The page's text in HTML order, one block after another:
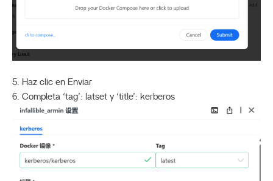
5. Haz clic en Enviar
6. Completa ‘tag’: latset y ‘title’: kerberos